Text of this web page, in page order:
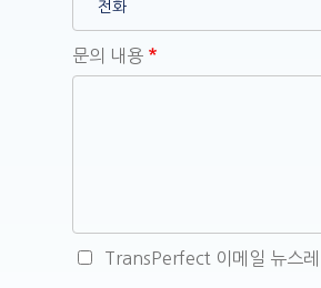
문의 내용
TransPerfect 이메일 뉴스